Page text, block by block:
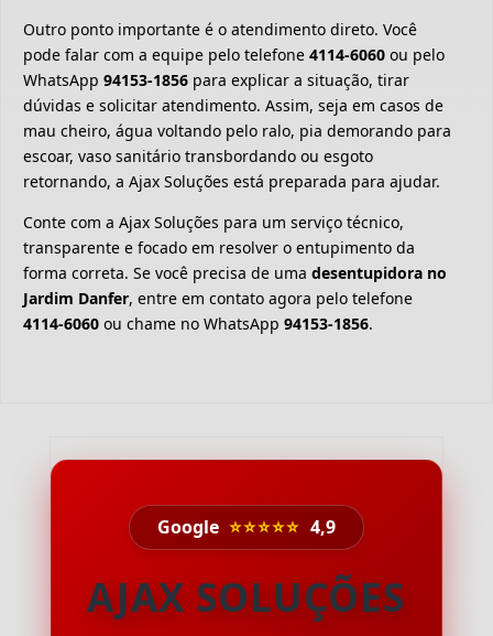
Outro ponto importante é o atendimento direto. Você
pode falar com a equipe pelo telefone 4114-6060 ou pelo
WhatsApp 94153-1856 para explicar a situação, tirar
dúvidas e solicitar atendimento. Assim, seja em casos de
mau cheiro, água voltando pelo ralo, pia demorando para
escoar, vaso sanitário transbordando ou esgoto
retornando, a Ajax Soluções está preparada para ajudar.
Conte com a Ajax Soluções para um serviço técnico,
transparente e focado em resolver o entupimento da
forma correta. Se você precisa de uma desentupidora no
Jardim Danfer, entre em contato agora pelo telefone
4114-6060 ou chame no WhatsApp 94153-1856.
Google ⭐⭐⭐⭐⭐ 4,9
AJAX SOLUÇÕES